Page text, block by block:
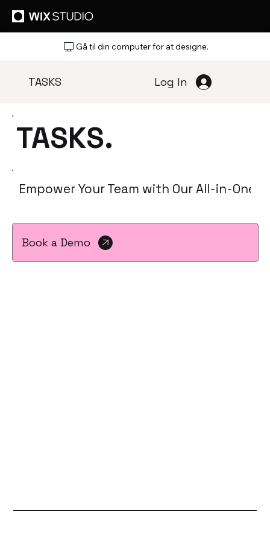
Gå til din computer for at designe.